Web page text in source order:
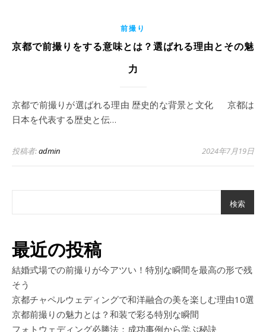
前撮り
京都で前撮りをする意味とは？選ばれる理由とその魅
力
京都で前撮りが選ばれる理由 歴史的な背景と文化 京都は
日本を代表する歴史と伝…
投稿者:admin 2024年7月19日
検索
最近の投稿
結婚式場での前撮りが今アツい！特別な瞬間を最高の形で残
そう
京都チャペルウェディングで和洋融合の美を楽しむ理由10選
京都前撮りの魅力とは？和装で彩る特別な瞬間
フォトウェディング必勝法：成功事例から学ぶ秘訣